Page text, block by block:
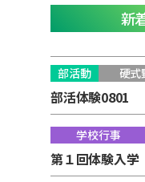
新
部活動 硬式
部活体験0801
学校行事
第１回体験入学